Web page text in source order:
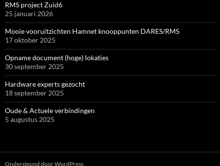
RMS project Zuid6
25 januari 2026
Mooie vooruitzichten Hamnet knooppunten DARES/RMS
17 oktober 2025
Opname document (hoge) lokaties
30 september 2025
Hardware experts gezocht
18 september 2025
Oude & Actuele verbindingen
5 augustus 2025
Ondersteund door WordPress